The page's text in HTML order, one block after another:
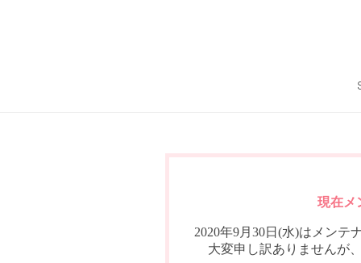
現在メ
2020年9月30日(水)はメンテ
大変申し訳ありませんが